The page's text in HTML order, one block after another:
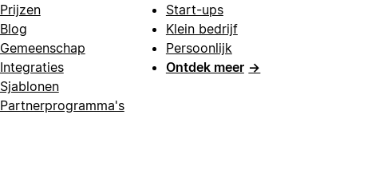
Prijzen
Blog
Gemeenschap
Integraties
Sjablonen
Partnerprogramma's
Start-ups
Klein bedrijf
Persoonlijk
Ontdek meer →